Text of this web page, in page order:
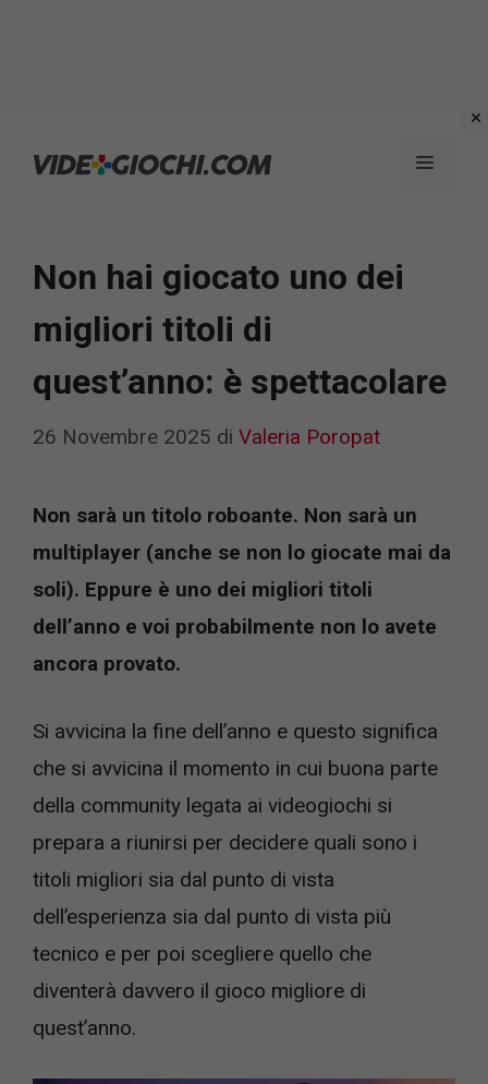
Menu
Non hai giocato uno dei
migliori titoli di
quest’anno: è spettacolare
26 Novembre 2025 di Valeria Poropat
Non sarà un titolo roboante. Non sarà un
multiplayer (anche se non lo giocate mai da
soli). Eppure è uno dei migliori titoli
dell’anno e voi probabilmente non lo avete
ancora provato.
Si avvicina la fine dell’anno e questo significa
che si avvicina il momento in cui buona parte
della community legata ai videogiochi si
prepara a riunirsi per decidere quali sono i
titoli migliori sia dal punto di vista
dell’esperienza sia dal punto di vista più
tecnico e per poi scegliere quello che
diventerà davvero il gioco migliore di
quest’anno.